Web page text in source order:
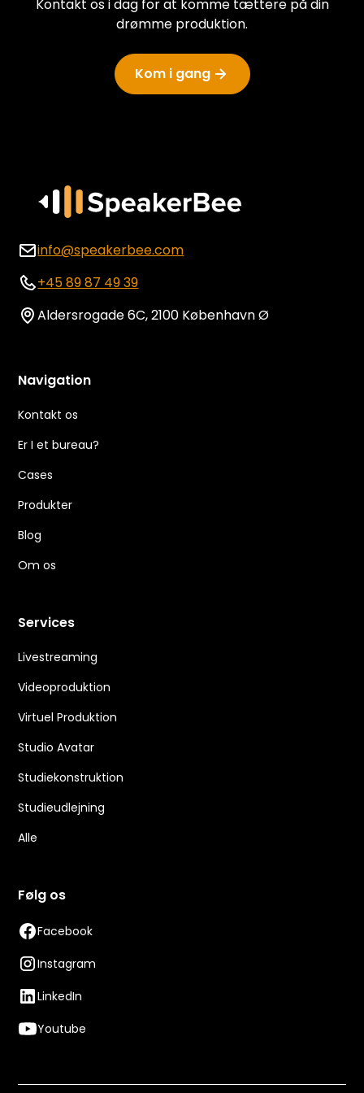
Kontakt os i dag for at komme tættere på din
drømme produktion.
Kom i gang
info@speakerbee.com
+45 89 87 49 39
Aldersrogade 6C, 2100 København Ø
Navigation
Kontakt os
Er I et bureau?
Cases
Produkter
Blog
Om os
Services
Livestreaming
Videoproduktion
Virtuel Produktion
Studio Avatar
Studiekonstruktion
Studieudlejning
Alle
Følg os
Facebook
Instagram
LinkedIn
Youtube